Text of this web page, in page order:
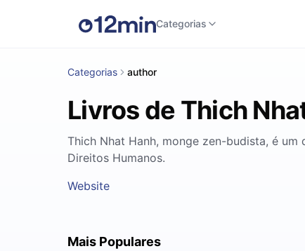
Categorias
Categorias author
Livros de Thich
Thich Nhat Hanh, monge zen-budista, é
Direitos Humanos.
Website
Mais Populares